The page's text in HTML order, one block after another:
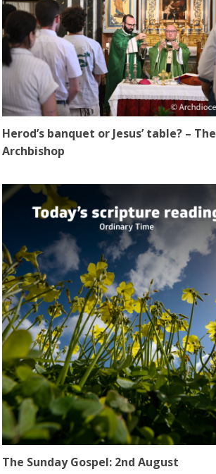
Herod’s banquet or Jesus’ table? – The
Archbishop
The Sunday Gospel: 2nd August